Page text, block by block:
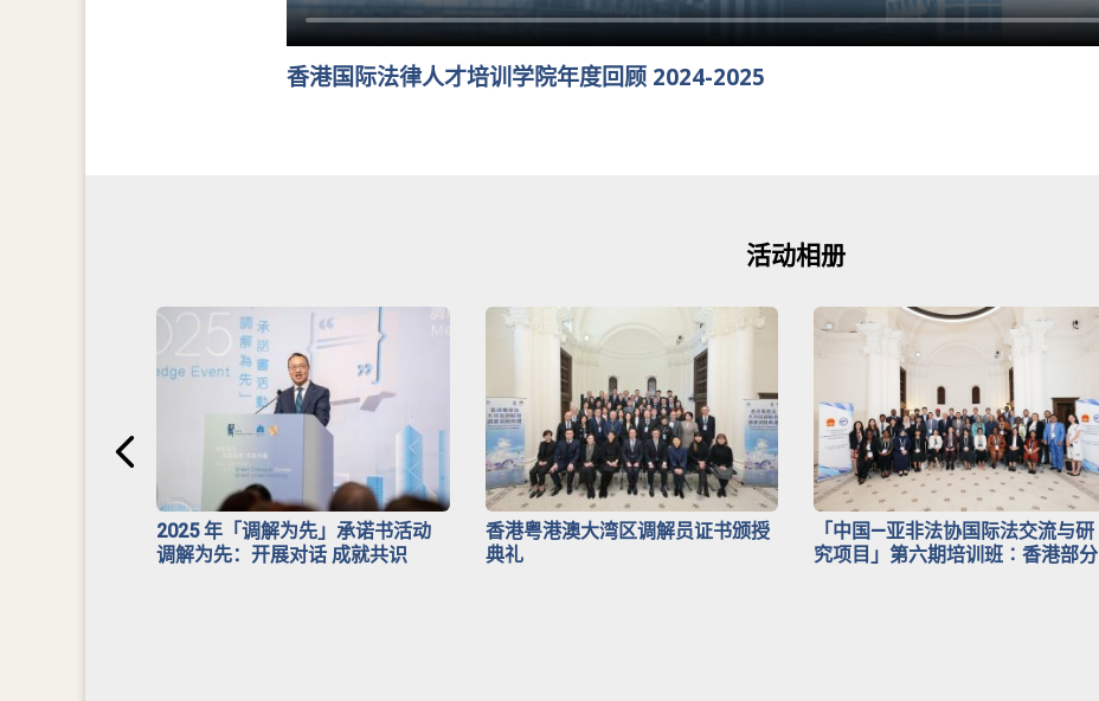
香港国际法律人才培训学院年度回顾 2024-2025
活动相册
2025 年「调解为先」承诺书活动
调解为先：开展对话 成就共识
香港粤港澳大湾区调解员证书颁授
典礼
「中国—亚非法协国际法交流与研
究项目」第六期培训班∶香港部分